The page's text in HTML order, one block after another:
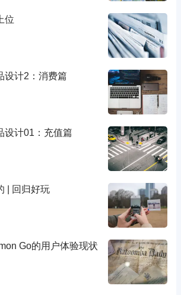
位
设计2：消费篇
设计01：充值篇
| 回归好玩
Go的用户体验现状